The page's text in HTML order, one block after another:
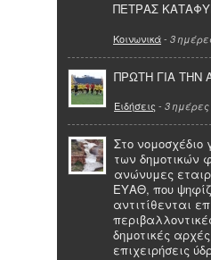
ΠΕΤΡΑΣ
Κοινωνικά- 3
ΠΡΩΤΗ ΓΙΑ ΤΗΝ
Ειδήσεις - 3
Στο
των δημοτικών
ανώνυμες
ΕΥΑΘ, που
αντιτίθενται
δημοτικές
επιχειρήσεις